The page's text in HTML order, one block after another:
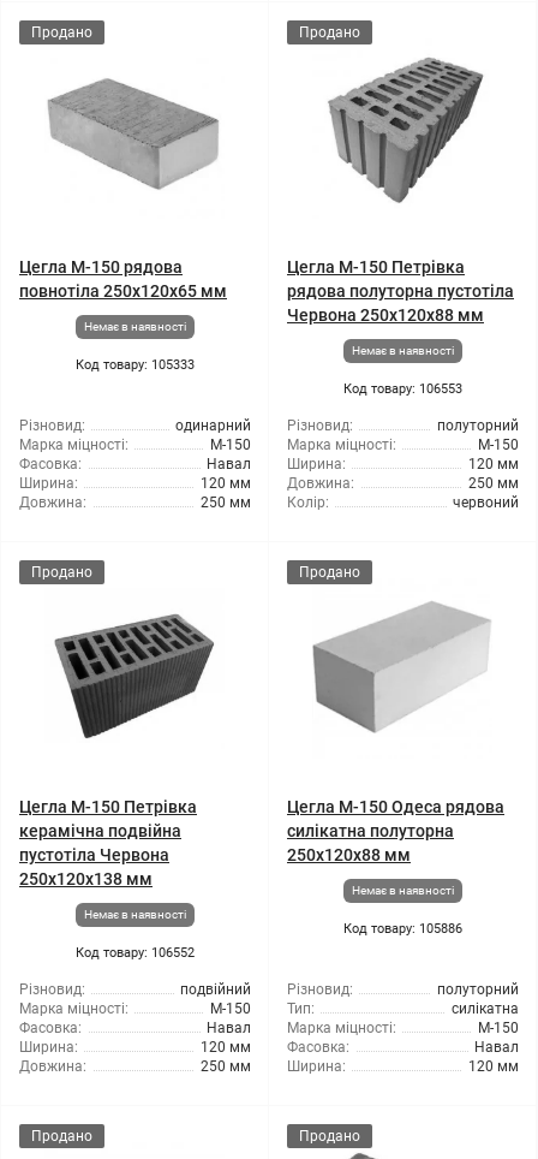
Продано
Цегла М-150 рядова
повнотіла 250х120х65 мм
Немає в наявності
Код товару: 105333
Різновид:
одинарний
Марка міцності:
М-150
Фасовка:
Навал
Ширина:
120 мм
Довжина:
250 мм
Продано
Цегла М-150 Петрівка
рядова полуторна пустотіла
Червона 250х120х88 мм
Немає в наявності
Код товару: 106553
Різновид:
полуторний
Марка міцності:
М-150
Ширина:
120 мм
Довжина:
250 мм
Колір:
червоний
Продано
Цегла М-150 Петрівка
керамічна подвійна
пустотіла Червона
250х120х138 мм
Немає в наявності
Код товару: 106552
Різновид:
подвійний
Марка міцності:
М-150
Фасовка:
Навал
Ширина:
120 мм
Довжина:
250 мм
Продано
Цегла М-150 Одеса рядова
силікатна полуторна
250x120x88 мм
Немає в наявності
Код товару: 105886
Різновид:
полуторний
Тип:
силікатна
Марка міцності:
М-150
Фасовка:
Навал
Ширина:
120 мм
Продано Продано